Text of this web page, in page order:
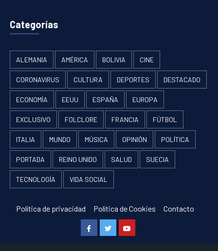
Categorías
ALEMANIA AMÉRICA BOLIVIA CINE
CORONAVIRUS CULTURA DEPORTES DESTACADO
ECONOMÍA EEUU ESPAÑA EUROPA
EXCLUSIVO FOLCLORE FRANCIA FÚTBOL
ITALIA MUNDO MÚSICA OPINIÓN POLÍTICA
PORTADA REINO UNIDO SALUD SUECIA
TECNOLOGÍA VIDA SOCIAL
Política de privacidad Política de Cookies Contacto
FacebookTwitterYoutube